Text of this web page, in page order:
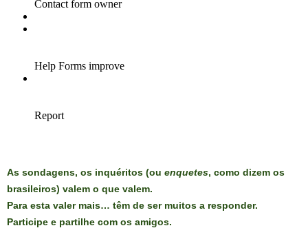
As sondagens, os inquéritos (ou enquetes, como dizem os
brasileiros) valem o que valem.
Para esta valer mais… têm de ser muitos a responder.
Participe e partilhe com os amigos.